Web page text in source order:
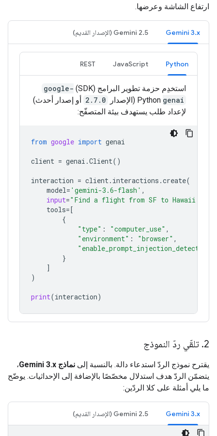
ارتفاع الشاشة وعرضها.
‫Gemini 3.x ‫Gemini 2.5 (الإصدار القديم)
Python
JavaScript
REST
استخدِم حزمة تطوير البرامج (SDK)
google-
genai
2.7.0 أو إصدار أحدث)
لإعداد طلب يستهدف بيئة المتصفّح:
from google import genai
client = genai .Client()
interaction = client. interactions .create(
model= 'gemini-3.6-flash' ,
input="Find a flight from SF to Hawaii on
tools=[
{
"type" : "computer_use" ,
"environment" : "browser" ,
"enable_prompt_injection_detection"
}
]
)
print(interaction)
2
. تلقّي ردّ النموذج
يقترح نموذج الردّ استدعاء دالة. بالنسبة إلى نماذج Gemini 3.x
،
يتضمّن الردّ هدف استدلال مخصّصًا بالإضافة إلى الإحداثيات. يوضّح
ما يلي أمثلة على كلا الردّين:
‫Gemini 3.x ‫Gemini 2.5 (الإصدار القديم)